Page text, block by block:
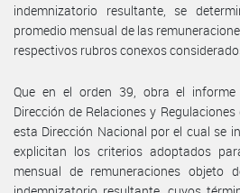
indemnizatorio resultante, se
promedio mensual de las
respectivos rubros conexos
Que en el orden 39, obra el
Dirección de Relaciones y
esta Dirección Nacional por el cual se
explicitan los criterios adoptados
mensual de remuneraciones objeto